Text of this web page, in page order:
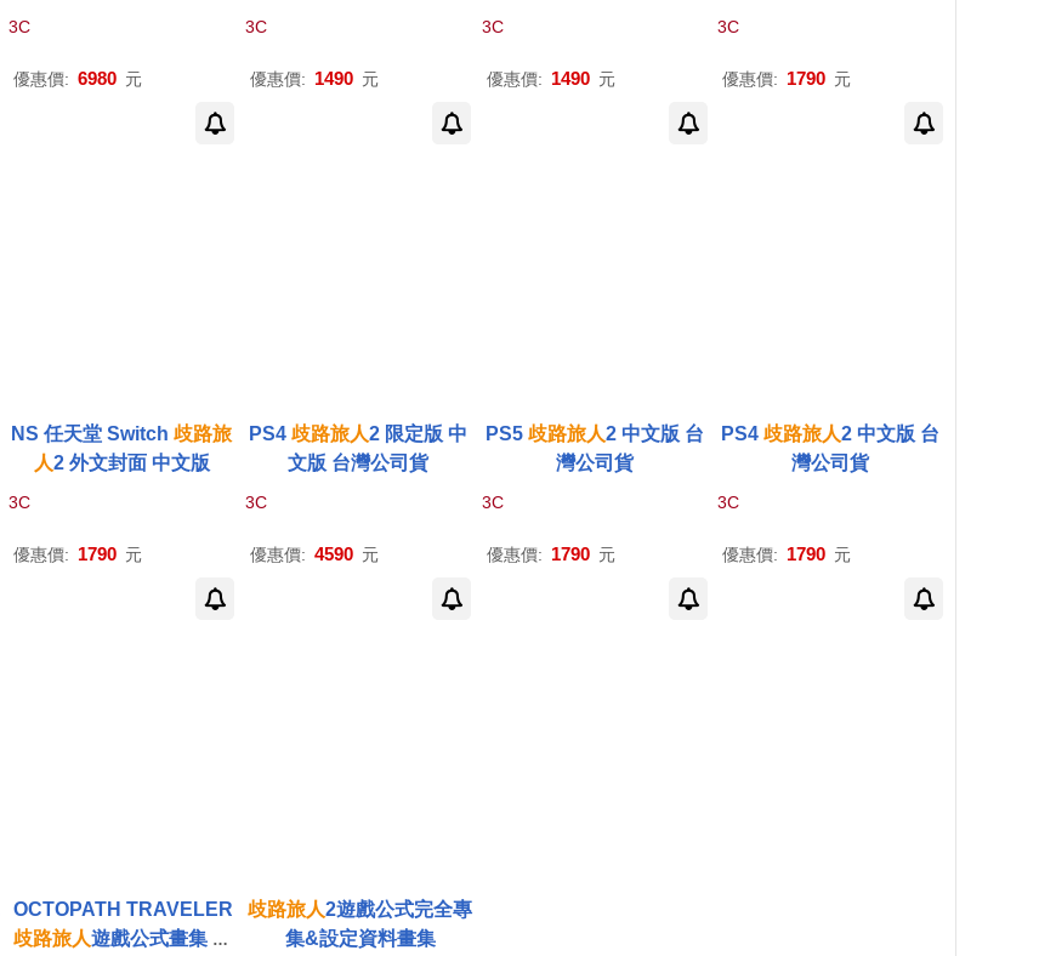
3C
優惠價: 6980 元
3C
優惠價: 1490 元
3C
優惠價: 1490 元
3C
優惠價: 1790 元
NS 任天堂 Switch歧路旅
人2 外文封面 中文版
3C
優惠價: 1790 元
PS4歧路旅人2 限定版 中
文版 台灣公司貨
3C
優惠價: 4590 元
PS5 歧路旅人2 中文版 台
灣公司貨
3C
優惠價: 1790 元
PS4歧路旅人2 中文版 台
灣公司貨
3C
優惠價: 1790 元
OCTOPATH TRAVELER
歧路旅人遊戲公式畫集 20
歧路旅人2遊戲公式完全專
集&設定資料畫集